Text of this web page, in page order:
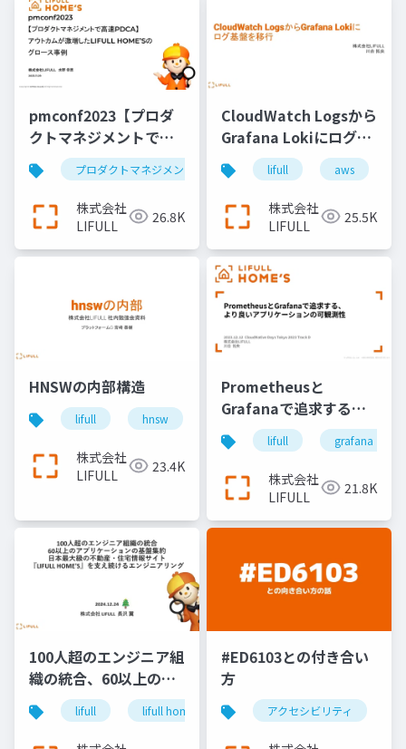
pmconf2023【プロダ
クトマネジメントで高
速PDCA】 アウトカム
が激増したLIFULL
HOME’Sのグロース事
例
プロダクトマネジメント プロダクトマネージャー
株式会社
LIFULL
26.8K
CloudWatch Logsから
Grafana Lokiにログ基
盤を移行lifull aws
株式会社
LIFULL
25.5K
HNSWの内部構造
lifull hnsw search
株式会社
LIFULL
23.4K
Prometheusと
Grafanaで追求する、
より良いアプリケーシ
ョンの可観測性
lifull grafana
株式会社
LIFULL
21.8K
100人超のエンジニア組
織の統合、60以上のア
プリケーションの基盤
集約、日本最大級の不
動産・住宅情報サイト
lifull lifull home's cto keel
#ED6103との付き合い
方
アクセシビリティ